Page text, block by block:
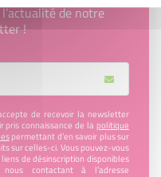
de notre
!
de recevoir la newsletter
connaissance de la politique
permettant d’en savoir plus sur
sur celles-ci. Vous pouvez-vous
de désinscription disponibles
contactant à l’adresse